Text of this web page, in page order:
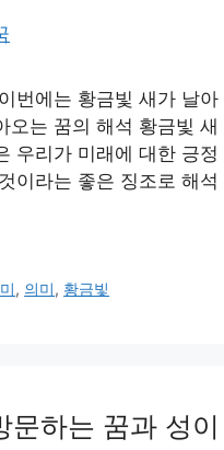
번에는 황금빛 새가 날아
오는 꿈의 해석 황금빛 새
우리가 미래에 대한 긍정
이라는 좋은 징조로 해석
, 의미, 황금빛
문하는 꿈과 성이